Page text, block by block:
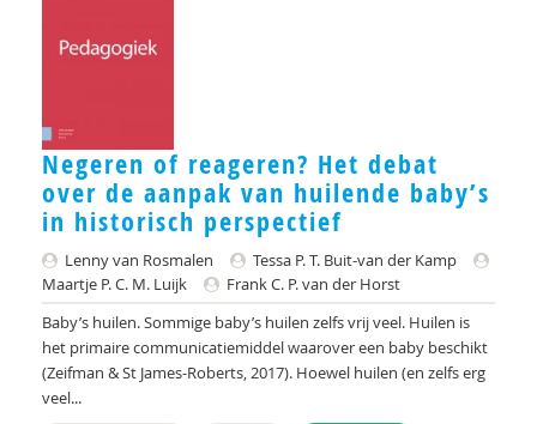
KNMG
Landelijk Kenniscentrum LVB
M.D
Marga
Mariëlle Bruning
Marije L. Verhage
Negeren of reageren? Het debat
over de aanpak van huilende baby’s
in historisch perspectief
Lenny van Rosmalen
Tessa P. T. Buit-van der Kamp
Maartje P. C. M. Luijk
Frank C. P. van der Horst
Baby’s huilen. Sommige baby’s huilen zelfs vrij veel. Huilen is
het primaire communicatiemiddel waarover een baby beschikt
(Zeifman & St James-Roberts, 2017). Hoewel huilen (en zelfs erg
veel...